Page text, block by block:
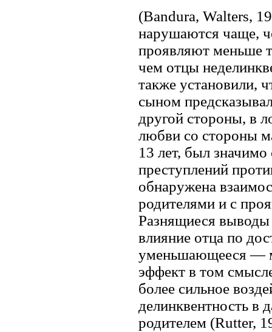
(Bandura, Walters,
нарушаются чаще,
проявляют меньше
чем отцы
также установили,
сыном
другой стороны, в
любви со стороны
13 лет, был
преступлений
обнаружена
родителями и с
Разнящиеся выводы
влияние отца по
уменьшающееся —
эффект в том
более сильное
делинквентность в
родителем (Rutter,